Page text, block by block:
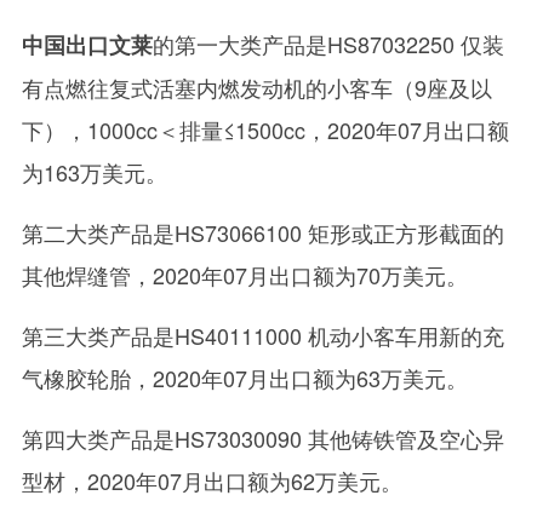
中国出口文莱的第一大类产品是HS87032250 仅装
有点燃往复式活塞内燃发动机的小客车（9座及以
下），1000cc＜排量≤1500cc，2020年07月出口额
为163万美元。
第二大类产品是HS73066100 矩形或正方形截面的
其他焊缝管，2020年07月出口额为70万美元。
第三大类产品是HS40111000 机动小客车用新的充
气橡胶轮胎，2020年07月出口额为63万美元。
第四大类产品是HS73030090 其他铸铁管及空心异
型材，2020年07月出口额为62万美元。